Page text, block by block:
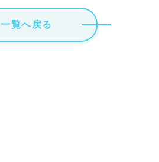
一覧へ戻る